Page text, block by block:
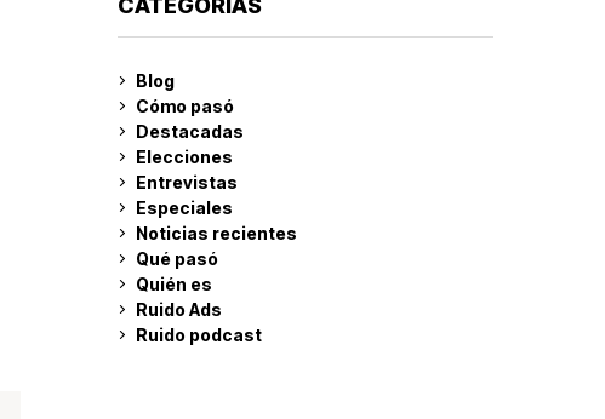
CATEGORÍAS
Blog
Cómo pasó
Destacadas
Elecciones
Entrevistas
Especiales
Noticias recientes
Qué pasó
Quién es
Ruido Ads
Ruido podcast